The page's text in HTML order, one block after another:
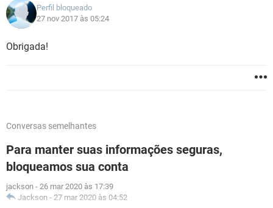
Perfil bloqueado
27 nov 2017 às 05:24
Obrigada!
Conversas semelhantes
Para manter suas informações seguras,
bloqueamos sua conta
jackson - 26 mar 2020 às 17:39
Jackson - 27 mar 2020 às 04:52